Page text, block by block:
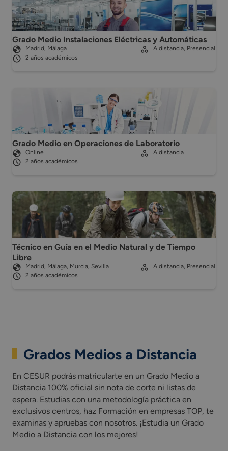
Grado Medio Instalaciones Eléctricas y Automáticas
Madrid, Málaga
2 años académicos
A distancia, Presencial
Grado Medio en Operaciones de Laboratorio
Online
2 años académicos
A distancia
Técnico en Guía en el Medio Natural y de Tiempo
Libre
Madrid, Málaga, Murcia, Sevilla
2 años académicos
A distancia, Presencial
Grados Medios a Distancia
En CESUR podrás matricularte en un Grado Medio a
Distancia 100% oficial sin nota de corte ni listas de
espera. Estudias con una metodología práctica en
exclusivos centros, haz Formación en empresas TOP, te
examinas y apruebas con nosotros. ¡Estudia un Grado
Medio a Distancia con los mejores!